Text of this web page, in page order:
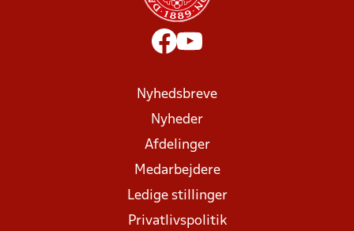
Nyhedsbreve
Nyheder
Afdelinger
Medarbejdere
Ledige stillinger
Privatlivspolitik